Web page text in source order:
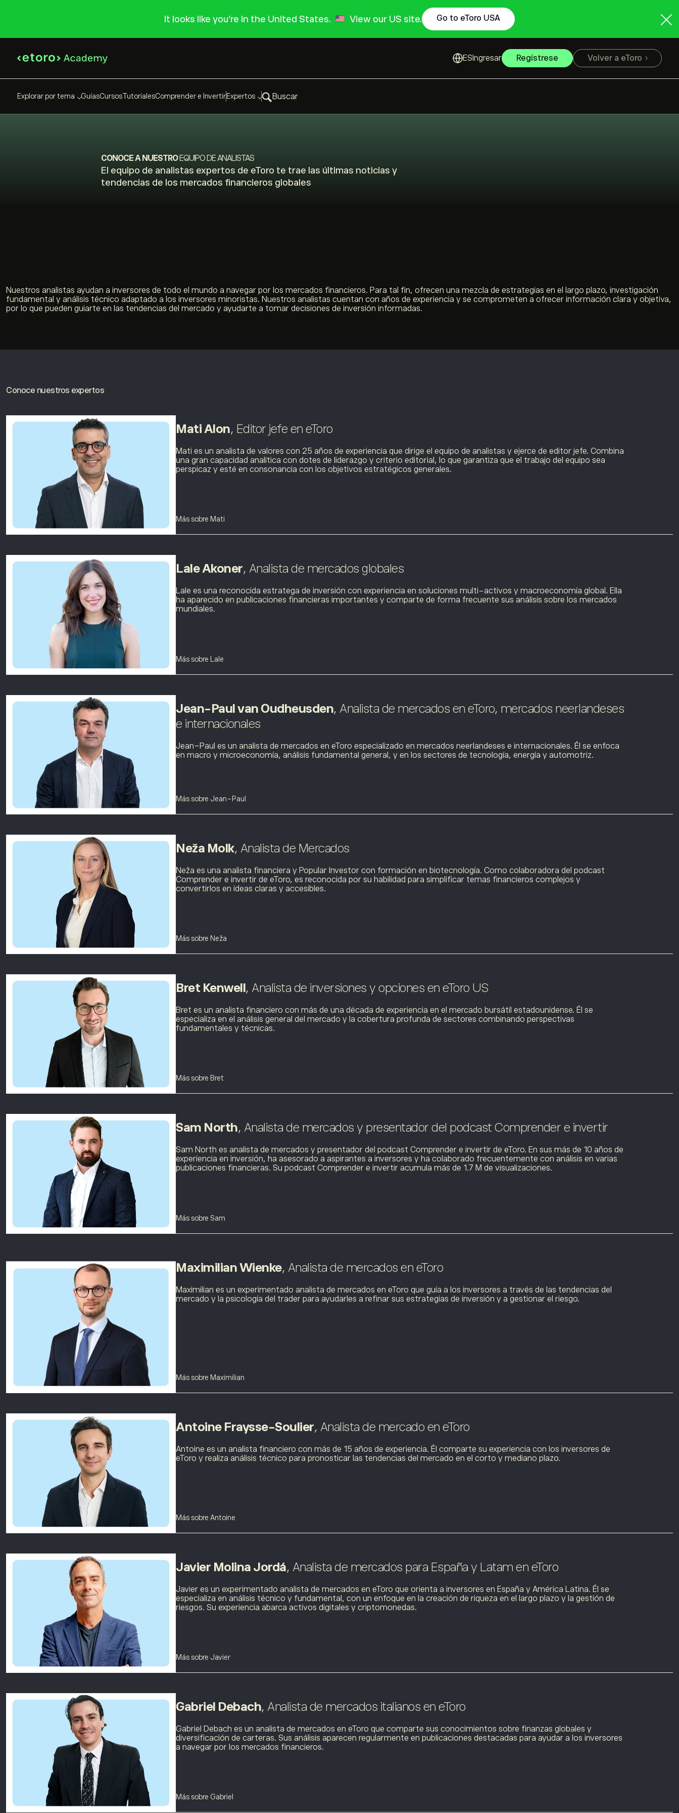
It looks like you're in the United States. View our US site. Go to eToro USA
Buscar
Explorar por tema GuíasCursosTutorialesComprender e InvertirExpertos
Ingresar Regístrese Volver a eToro
CONOCE A NUESTRO EQUIPO DE ANALISTAS
El equipo de analistas expertos de eToro te trae las últimas noticias y
tendencias de los mercados financieros globales
Nuestros analistas ayudan a inversores de todo el mundo a navegar por los mercados financieros. Para tal fin, ofrecen una mezcla de estrategias en el largo plazo, investigación
fundamental y análisis técnico adaptado a los inversores minoristas. Nuestros analistas cuentan con años de experiencia y se comprometen a ofrecer información clara y objetiva,
por lo que pueden guiarte en las tendencias del mercado y ayudarte a tomar decisiones de inversión informadas.
Conoce nuestros expertos
Mati Alon, Editor jefe en eToro
Mati es un analista de valores con 25 años de experiencia que dirige el equipo de analistas y ejerce de editor jefe. Combina
una gran capacidad analítica con dotes de liderazgo y criterio editorial, lo que garantiza que el trabajo del equipo sea
perspicaz y esté en consonancia con los objetivos estratégicos generales.
Más sobre Mati
Lale Akoner, Analista de mercados globales
Lale es una reconocida estratega de inversión con experiencia en soluciones multi-activos y macroeconomía global. Ella
ha aparecido en publicaciones financieras importantes y comparte de forma frecuente sus análisis sobre los mercados
mundiales.
Más sobre Lale
Jean-Paul van Oudheusden, Analista de mercados en eToro, mercados neerlandeses
e internacionales
Jean-Paul es un analista de mercados en eToro especializado en mercados neerlandeses e internacionales. Él se enfoca
en macro y microeconomía, análisis fundamental general, y en los sectores de tecnología, energía y automotriz.
Más sobre Jean-Paul
Neža Molk, Analista de Mercados
Neža es una analista financiera y Popular Investor con formación en biotecnología. Como colaboradora del podcast
Comprender e invertir de eToro, es reconocida por su habilidad para simplificar temas financieros complejos y
convertirlos en ideas claras y accesibles.
Más sobre Neža
Bret Kenwell, Analista de inversiones y opciones en eToro US
Bret es un analista financiero con más de una década de experiencia en el mercado bursátil estadounidense. Él se
especializa en el análisis general del mercado y la cobertura profunda de sectores combinando perspectivas
fundamentales y técnicas.
Más sobre Bret
Sam North, Analista de mercados y presentador del podcast Comprender e invertir
Sam North es analista de mercados y presentador del podcast Comprender e invertir de eToro. En sus más de 10 años de
experiencia en inversión, ha asesorado a aspirantes a inversores y ha colaborado frecuentemente con análisis en varias
publicaciones financieras. Su podcast Comprender e invertir acumula más de 1.7 M de visualizaciones.
Más sobre Sam
Maximilian Wienke, Analista de mercados en eToro
Maximilian es un experimentado analista de mercados en eToro que guía a los inversores a través de las tendencias del
mercado y la psicología del trader para ayudarles a refinar sus estrategias de inversión y a gestionar el riesgo.
Más sobre Maximilian
Antoine Fraysse-Soulier, Analista de mercado en eToro
Antoine es un analista financiero con más de 15 años de experiencia. Él comparte su experiencia con los inversores de
eToro y realiza análisis técnico para pronosticar las tendencias del mercado en el corto y mediano plazo.
Más sobre Antoine
Javier Molina Jordá, Analista de mercados para España y Latam en eToro
Javier es un experimentado analista de mercados en eToro que orienta a inversores en España y América Latina. Él se
especializa en análisis técnico y fundamental, con un enfoque en la creación de riqueza en el largo plazo y la gestión de
riesgos. Su experiencia abarca activos digitales y criptomonedas.
Más sobre Javier
Gabriel Debach, Analista de mercados italianos en eToro
Gabriel Debach es un analista de mercados en eToro que comparte sus conocimientos sobre finanzas globales y
diversificación de carteras. Sus análisis aparecen regularmente en publicaciones destacadas para ayudar a los inversores
a navegar por los mercados financieros.
Más sobre Gabriel